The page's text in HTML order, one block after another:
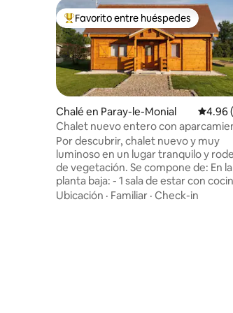
Favorito entre huéspedes preferido
Favorito entre huéspedes
Chalé en Paray-le-Monial
4.96
Chalet nuevo entero con
privado
Por descubrir, chalet nuevo y muy
luminoso en un lugar tranquilo y
de vegetación. Se compone de: En la
planta baja: - 1 sala de estar con
equipada + una zona de estar con TV -
Ubicación · Familiar · Check-in